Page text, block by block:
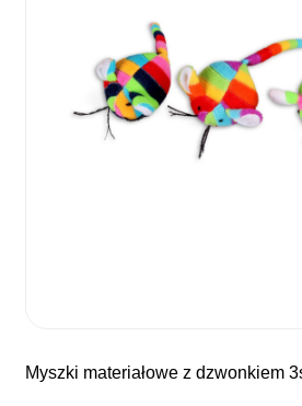
myszki materiałowe z dzwonkiem